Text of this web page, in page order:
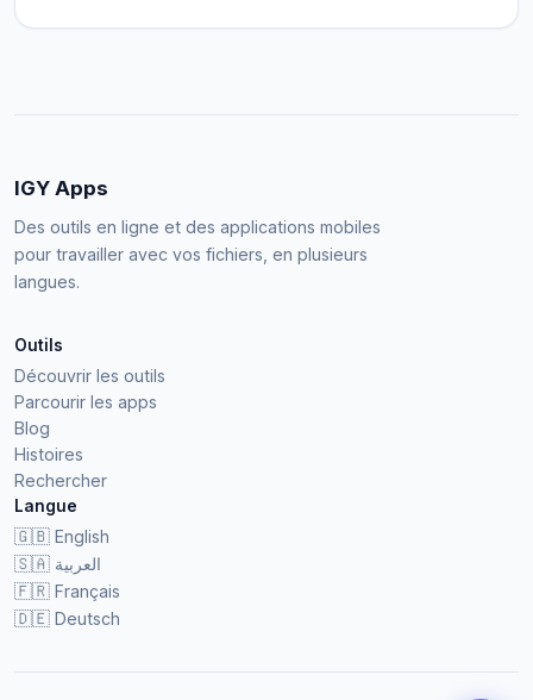
IGY Apps
Des outils en ligne et des applications mobiles
pour travailler avec vos fichiers, en plusieurs
langues.
Outils
Découvrir les outils
Parcourir les apps
Blog
Histoires
Rechercher
Langue
🇬🇧 English
🇸🇦 العربية
🇫🇷 Français
🇩🇪 Deutsch